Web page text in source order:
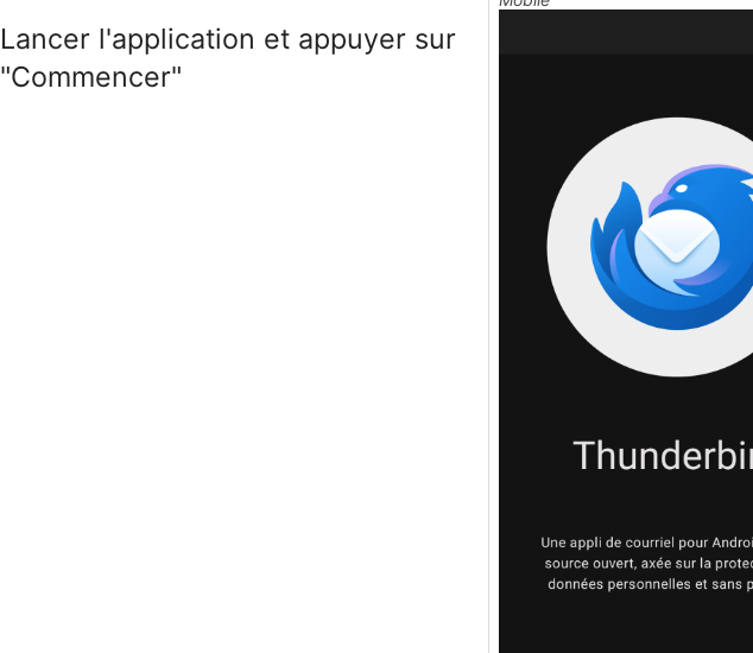
Lancer l'application et appuyer sur
"Commencer"